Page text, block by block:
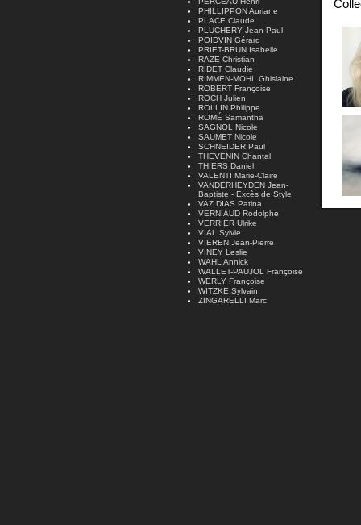
PHILLIPPON Auriane
PLACE Claude
PLUCHERY Jean-Paul
POIDVIN Gérard
PRIET-BRUN Isabelle
RAZE Christian
RIDET Claudie
RIMMEN-MOHL Ghislaine
ROBERT Françoise
ROCH Julien
ROLLIN Philippe
ROMÉ Samantha
SAGNOL Nicole
SAUMET Nicole
SCHNEIDER Paul
THEVENIN Chantal
THIERS Daniel
VALENTI Marie-Claire
VANDERHEYDEN Jean-
Baptiste - Excès de Style
VAZ DIAS Patina
VERNIAUD Rodolphe
VERRIER Ulrike
VIAL Sylvie
VIEREN Jean-Pierre
VINEY Leslie
WAHL Annick
WALLET-PAUJOL Françoise
WERLY Françoise
WITZKE Sylvain
ZINGARELLI Marc